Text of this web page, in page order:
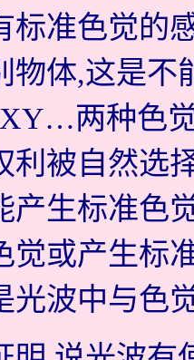
标准色觉的
物体,这是不
两种色
利被自然选
产生标准色
觉或产生标
光波中与色